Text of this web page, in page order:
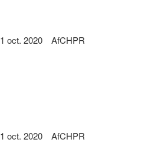
1 oct. 2020 AfCHPR
1 oct. 2020 AfCHPR